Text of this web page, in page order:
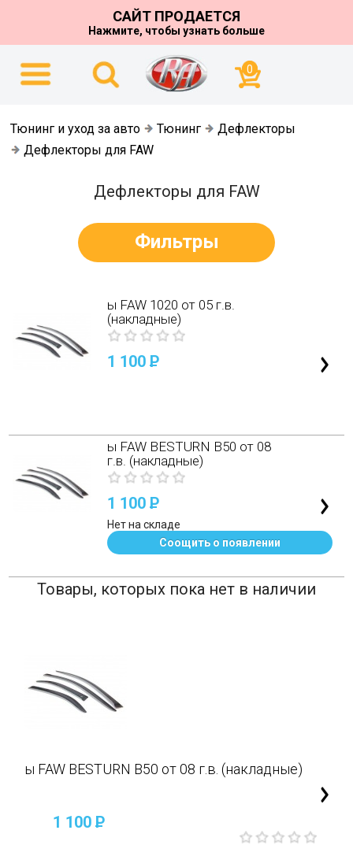
САЙТ ПРОДАЕТСЯ
Нажмите, чтобы узнать больше
0
Тюнинг и уход за авто Тюнинг
Дефлекторы
Дефлекторы для FAW
Дефлекторы для FAW
Фильтры
ы FAW 1020 от 05 г.в.
(накладные)
1 100P
ы FAW BESTURN B50 от 08
г.в. (накладные)
1 100P
Нет на складе
Соощить о появлении
Товары, которых пока нет в наличии
ы FAW BESTURN B50 от 08 г.в. (накладные)
1 100P